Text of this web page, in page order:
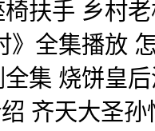
扶手 乡村
》全集播放
集 烧饼皇
齐天大圣